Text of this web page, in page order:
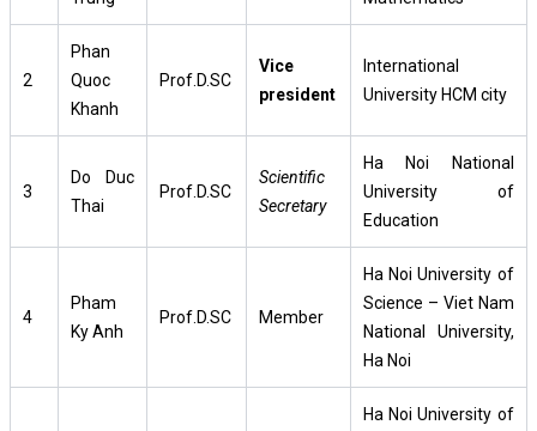
2
Phan
Quoc
Khanh
Prof.D.SC
Vice
president
International
University HCM city
3
Do Duc
Thai
Prof.D.SC
Scientific
Secretary
Ha Noi National
University of
Education
4
Pham
Ky Anh
Prof.D.SC Member
Ha Noi University of
Science – Viet Nam
National University,
Ha Noi
Ha Noi University of